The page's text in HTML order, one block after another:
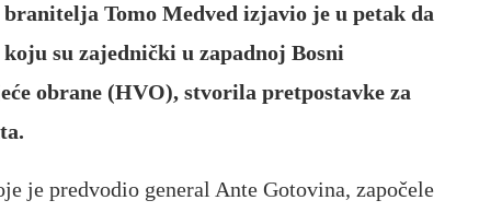
Tomo Medved izjavio je u petak da
su zajednički u zapadnoj Bosni
obrane (HVO), stvorila pretpostavke za
je predvodio general Ante Gotovina, započele